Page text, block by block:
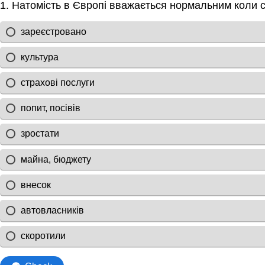
1. Натомість в Європі вважається нормальним коли
зареєстровано
культура
страхові послуги
попит, посівів
зростати
майна, бюджету
внесок
автовласників
скоротили